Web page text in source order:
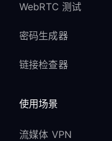
WebRTC 测试
密码生成器
链接检查器
使用场景
流媒体 VPN